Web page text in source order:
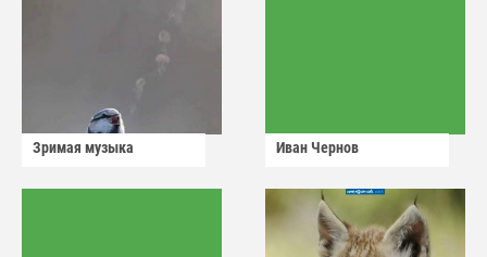
Зримая музыка Иван Чернов